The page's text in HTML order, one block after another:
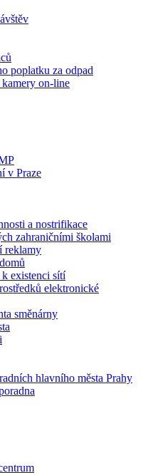
poplatku za odpad
on-line
v Praze
a nostrifikace
zahraničními školami
reklamy
existenci sítí
elektronické
směnárny
hlavního města Prahy